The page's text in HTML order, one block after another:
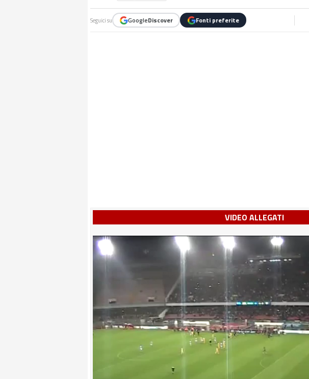
Seguici su GoogleDiscover Fonti preferite
VIDEO ALLEGATI